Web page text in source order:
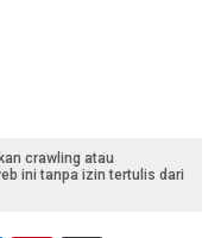
crawling atau
ini tanpa izin tertulis dari